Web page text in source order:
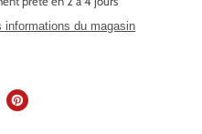
informations du magasin